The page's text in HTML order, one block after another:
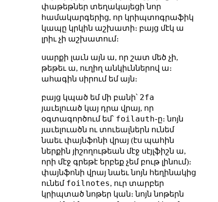
փաթեթներ տեղակայեցի նոր
համակարգերից, որ կրիպտոգրաֆիկ
կապը կրկին աշխատի։ բայց մէկ ա
լրիւ չի աշխատում։
սարքի լաւն այն ա, որ շատ մեծ չի,
թեթեւ ա, ուղիղ անկիւններով ա։
ահագին սիրում եմ այն։
բայց կպած եմ մի բանի՝ 2fa
յաւելուած կայ դրա վրայ, որ
օգտագործում եմ՝ foilauth֊ը։ նոյն
յաւելուածն ու տուեալներն ունեմ
նաեւ փայնֆոնի վրայ (էս պահին
ներքին յիշողութեան մէջ սէյլֆիշն ա,
որի մէջ գրեթէ երբեք չեմ բութ լինում)։
փայնֆոնի վրայ նաեւ նոյն հեղինակից
ունեմ foilnotes, ուր տարբեր
կրիպտած նոթեր կան։ նոյն նոթերն